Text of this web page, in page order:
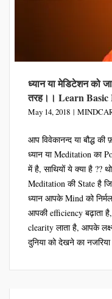
ध्यान या मेडिटेशन को
तरह।। Learn Basic
May 14, 2018
आप विवेकानन्द या बौद्ध
ध्यान या Meditation का
में है, साथियों ये क्या है ??
Meditation की State है
ध्यान आपके Mind को
आपकी efficiency बढ़ाता है,
clearity लाता है, आपके
दुनिया को देखने का